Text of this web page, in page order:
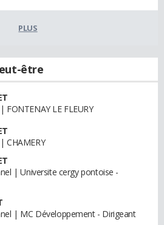
PLUS
être
LE FLEURY
CHAMERY
| Universite cergy pontoise -
| MC Développement - Dirigeant